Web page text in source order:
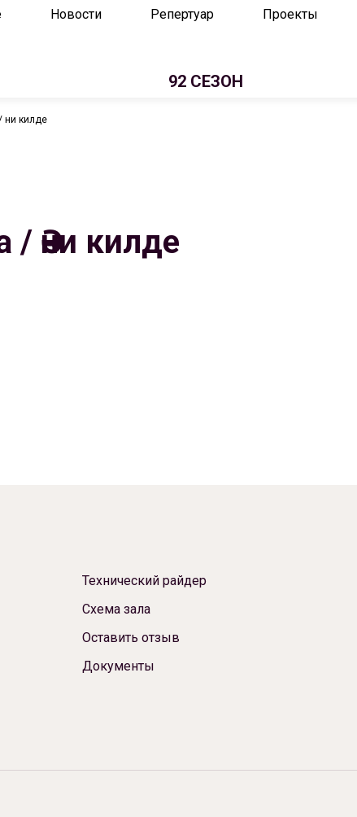
Новости Репертуар Проекты
92 СЕЗОН
килде
Әни килде
Технический райдер
Схема зала
Оставить отзыв
Документы